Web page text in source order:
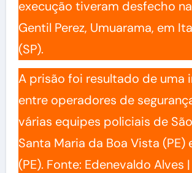
execução tiveram desfecho
Gentil Perez, Umuarama, em
(SP).
A prisão foi resultado de uma
entre operadores de
várias equipes policiais de São
Santa Maria da Boa Vista (PE)
(PE). Fonte: Edenevaldo Alves